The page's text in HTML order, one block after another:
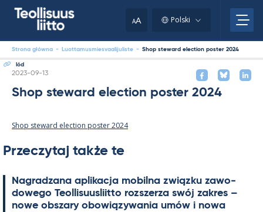
AA Polski
Strona główna - Luottamusmiesvaalijuliste - Shop steward election poster 2024
lód
Kirjoitettu
2023-09-13
Shop steward election poster 2024
Shop steward election poster 2024
Przeczytaj także te
Na­gradzana apli­kacja mo­bilna związku zawo­
dowego Teol­li­suus­liitto rozszerza swój za­kres –
nowe obszary obowiązywa­nia umów i nowa